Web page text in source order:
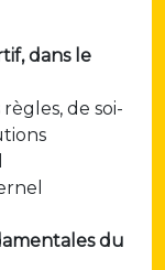
dans le
de soi-
du